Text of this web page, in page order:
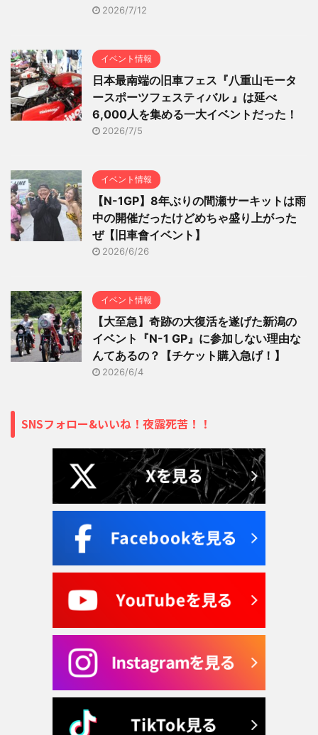
2026/7/12
イベント情報
日本最南端の旧車フェス『八重山モータ
ースポーツフェスティバル 』は延べ
6,000人を集める一大イベントだった！
2026/7/5
イベント情報
【N-1GP】8年ぶりの間瀬サーキットは雨
中の開催だったけどめちゃ盛り上がった
ぜ【旧車會イベント】
2026/6/26
イベント情報
【大至急】奇跡の大復活を遂げた新潟の
イベント『N-1 GP』に参加しない理由な
んてあるの？【チケット購入急げ！】
2026/6/4
SNSフォロー&いいね！夜露死苦！！